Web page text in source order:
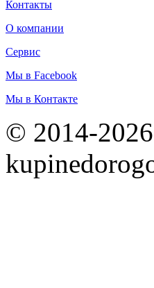
Контакты
О компании
Сервис
Мы в Facebook
Мы в Контакте
© 2014-